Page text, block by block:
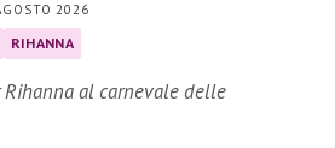
2026
RIHANNA
Rihanna al carnevale delle